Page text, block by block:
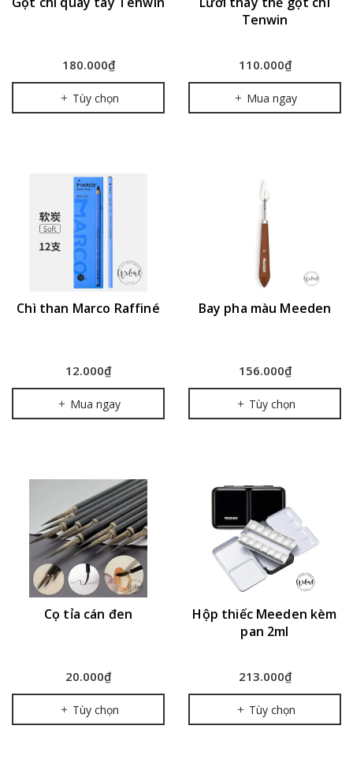
180.000₫
Tùy chọn
Tenwin
110.000₫
Mua ngay
Chì than Marco Raffiné
12.000₫
Mua ngay
Bay pha màu Meeden
156.000₫
Tùy chọn
Cọ tỉa cán đen
20.000₫
Tùy chọn
Hộp thiếc Meeden kèm
pan 2ml
213.000₫
Tùy chọn